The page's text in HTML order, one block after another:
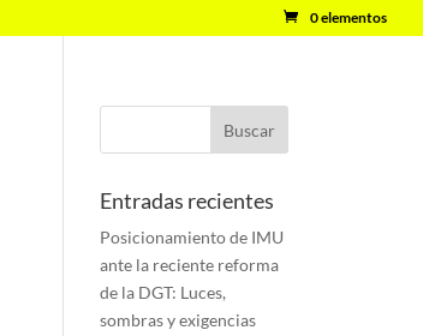
0 elementos
Entradas recientes
Posicionamiento de IMU
ante la reciente reforma
de la DGT: Luces,
sombras y exigencias